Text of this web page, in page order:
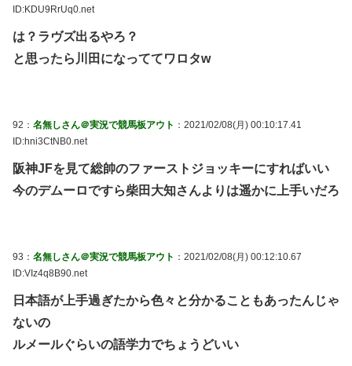
ID:KDU9RrUq0.net
は？ラヴズ出るやろ？
と思ったら川田になっててワロタw
92： 名無しさん＠実況で競馬板アウト ：2021/02/08(月) 00:10:17.41
ID:hni3CtNB0.net
阪神JFを見て総帥のファーストジョッキーにすればいい
今のデムーロですら柴田大知さんよりは遥かに上手いだろ
93： 名無しさん＠実況で競馬板アウト ：2021/02/08(月) 00:12:10.67
ID:VIz4q8B90.net
日本語が上手過ぎたから色々と分かることもあったんじゃ
ないの
ルメールぐらいの語学力でちょうどいい